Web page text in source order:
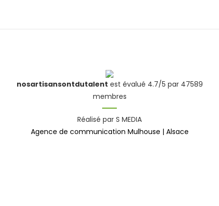
nosartisansontdutalent est évalué 4.7/5 par 47589
membres
Réalisé par S MEDIA
Agence de communication Mulhouse | Alsace